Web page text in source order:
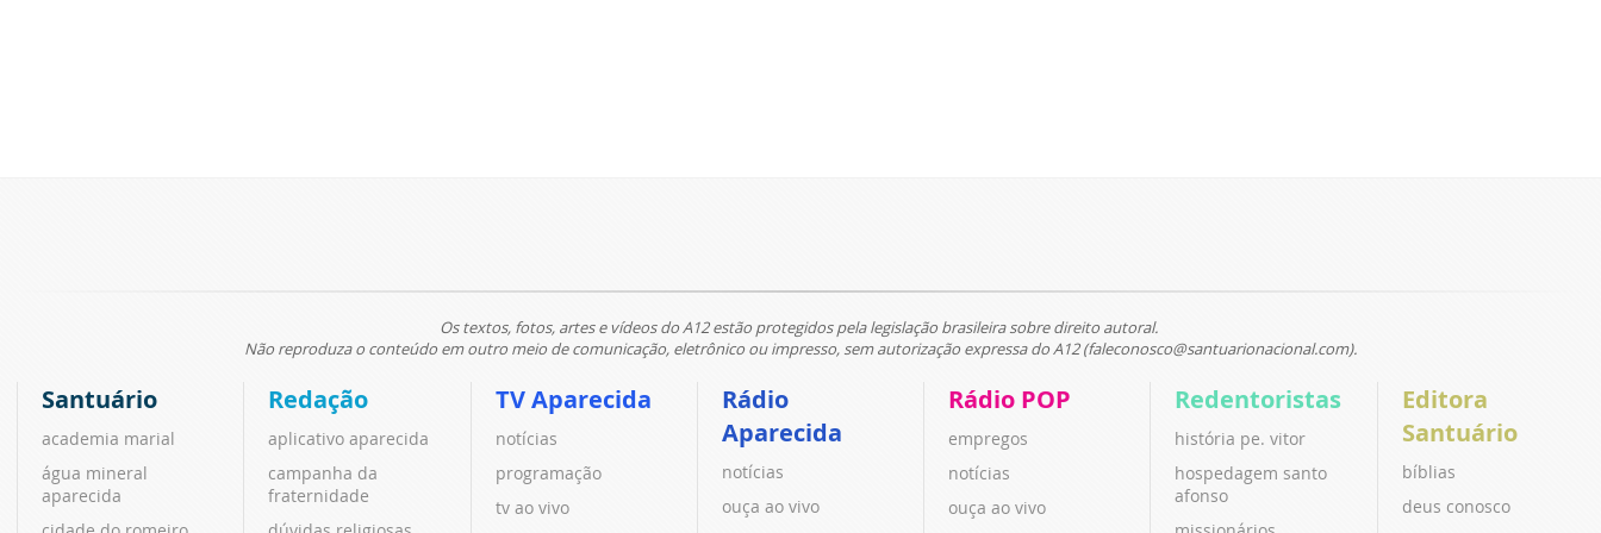
Os textos, fotos, artes e vídeos do A12 estão protegidos pela legislação brasileira sobre direito autoral.
Não reproduza o conteúdo em outro meio de comunicação, eletrônico ou impresso, sem autorização expressa do A12 (faleconosco@santuarionacional.com).
Santuário
academia marial
água mineral
aparecida
Redação
aplicativo aparecida
campanha da
fraternidade
TV Aparecida
notícias
programação
tv ao vivo
Rádio
Aparecida
notícias
ouça ao vivo
Rádio POP
empregos
notícias
ouça ao vivo
Redentoristas
história pe. vitor
hospedagem santo
afonso
Editora
Santuário
bíblias
deus conosco